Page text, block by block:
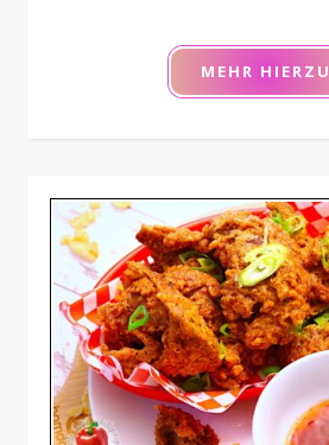
MEHR HIERZU